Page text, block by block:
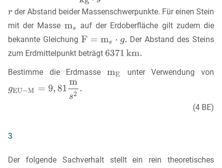
der Abstand beider Massenschwerpunkte. Für einen Stein
mit der Masse
auf der Erdoberfläche gilt zudem die
bekannte Gleichung
Der Abstand des Steins
zum Erdmittelpunkt beträgt
Bestimme die Erdmasse
unter Verwendung von
(4 BE)
3
Der folgende Sachverhalt stellt ein rein theoretisches